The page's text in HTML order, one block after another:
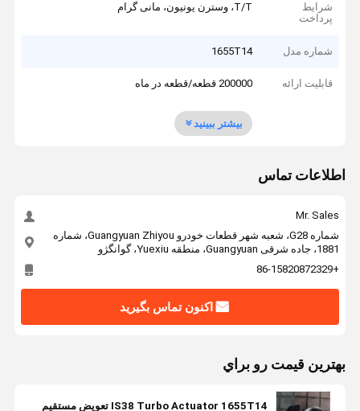
شرایط
پرداخت
T/T، وسترن یونیون، مانی گرام
شماره مدل 1655T14
قابلیت ارائه 200000 قطعه/قطعه در ماه
بیشتر ببینید
اطلاعات تماس
Mr. Sales
شماره G28، شعبه شهر قطعات خودرو Guangyuan Zhiyou، شماره
1881، جاده شرقی Guangyuan، منطقه Yuexiu، گوانگژو
+86-15820872329
اکنون تماس بگیرید
بهترين قيمت رو براي
IS38 Turbo Actuator 1655T14 تعویض مستقیم